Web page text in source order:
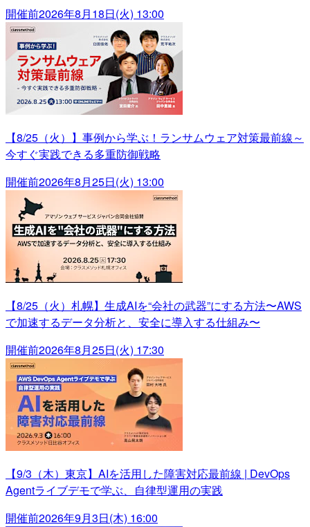
開催前2026年8月18日(火) 13:00
【8/25（火）】事例から学ぶ！ランサムウェア対策最前線～
今すぐ実践できる多重防御戦略
開催前2026年8月25日(火) 13:00
【8/25（火）札幌】生成AIを“会社の武器”にする方法〜AWS
で加速するデータ分析と、安全に導入する仕組み〜
開催前2026年8月25日(火) 17:30
【9/3（木）東京】AIを活用した障害対応最前線 | DevOps
Agentライブデモで学ぶ、自律型運用の実践
開催前2026年9月3日(木) 16:00